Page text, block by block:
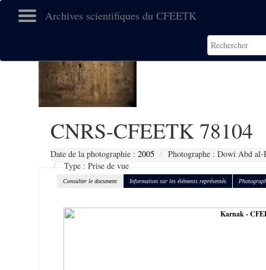
Archives scientifiques du CFEETK
CNRS-CFEETK 78104
Date de la photographie : 2005
Photographe : Dowi Abd
Type : Prise de vue
Consulter le document Information sur les éléments représentés